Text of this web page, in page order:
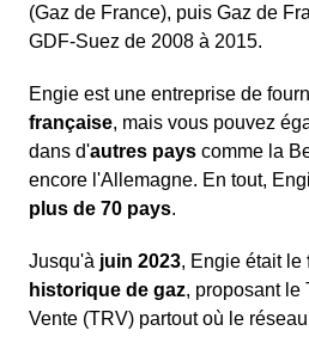
(Gaz de France), puis Gaz de
GDF-Suez de 2008 à 2015.
Engie est une entreprise de
française, mais vous pouvez
dans d'autres pays comme la
encore l'Allemagne. En tout,
plus de 70 pays.
Jusqu'à juin 2023, Engie était le
historique de gaz, proposant le
Vente (TRV) partout où le